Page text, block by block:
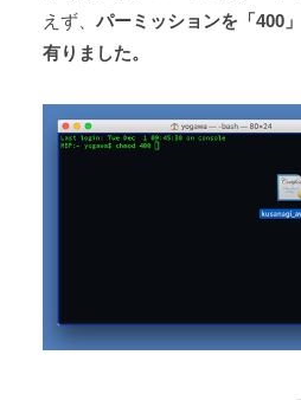
えず、 パーミッションを「400
有りました。